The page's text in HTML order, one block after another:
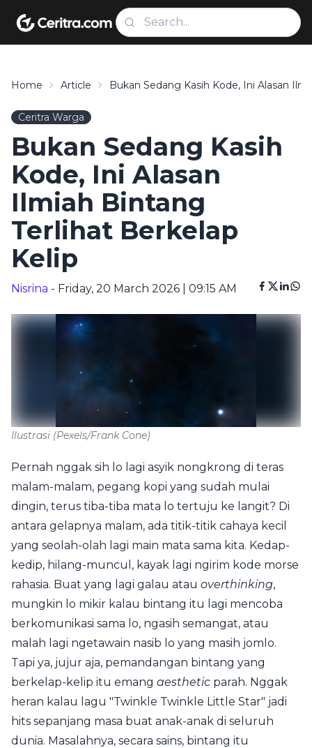
Home Article Bukan Sedang Kasih Kode, Ini Alasan
Ceritra Warga
Bukan Sedang Kasih
Kode, Ini Alasan
Ilmiah Bintang
Terlihat Berkelap
Kelip
Nisrina - Friday, 20 March 2026 | 09:15 AM
Ilustrasi (Pexels/Frank Cone)
Pernah nggak sih lo lagi asyik nongkrong di teras
malam-malam, pegang kopi yang sudah mulai
dingin, terus tiba-tiba mata lo tertuju ke langit? Di
antara gelapnya malam, ada titik-titik cahaya kecil
yang seolah-olah lagi main mata sama kita. Kedap-
kedip, hilang-muncul, kayak lagi ngirim kode morse
rahasia. Buat yang lagi galau atau overthinking,
mungkin lo mikir kalau bintang itu lagi mencoba
berkomunikasi sama lo, ngasih semangat, atau
malah lagi ngetawain nasib lo yang masih jomlo.
Tapi ya, jujur aja, pemandangan bintang yang
berkelap-kelip itu emang aesthetic parah. Nggak
heran kalau lagu "Twinkle Twinkle Little Star" jadi
hits sepanjang masa buat anak-anak di seluruh
dunia. Masalahnya, secara sains, bintang itu